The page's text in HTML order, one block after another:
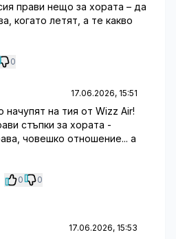
прави нещо за хората – да
когато летят, а те какво
0
17.06.2026, 15:51
начупят на тия от Wizz Air!
стъпки за хората -
човешко отношение... а
0 0
17.06.2026, 15:53